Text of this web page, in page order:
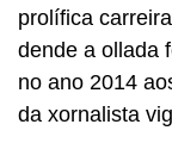
prolífica
dende a ollada
no ano 2014
da xornalista